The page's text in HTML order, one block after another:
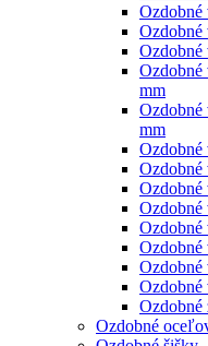
Ozdobné
Ozdobné
Ozdobné
Ozdobné
mm
Ozdobné
mm
Ozdobné
Ozdobné
Ozdobné
Ozdobné